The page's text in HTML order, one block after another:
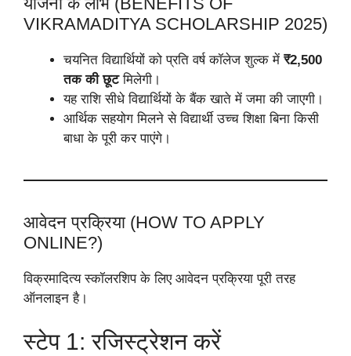
VIKRAMADITYA SCHOLARSHIP 2025)
चयनित विद्यार्थियों को प्रति वर्ष कॉलेज शुल्क में ₹2,500
तक की छूटमिलेगी।
यह राशि सीधे विद्यार्थियों के बैंक खाते में जमा की जाएगी।
आर्थिक सहयोग मिलने से विद्यार्थी उच्च शिक्षा बिना किसी
बाधा के पूरी कर पाएंगे।
आवेदन प्रक्रिया (HOW TO APPLY
ONLINE?)
विक्रमादित्य स्कॉलरशिप के लिए आवेदन प्रक्रिया पूरी तरह
ऑनलाइन है।
स्टेप 1: रजिस्ट्रेशन करें